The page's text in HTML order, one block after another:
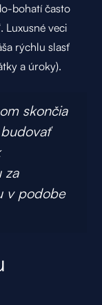
bohatí často
Luxusné veci
rýchlu slasť
a úroky).
skončia
za
v podobe